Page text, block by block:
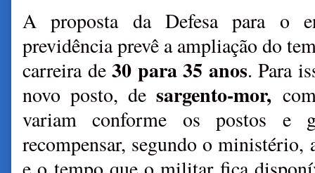
A proposta da Defesa para o
previdência prevê a ampliação do
carreira de30 para 35 anos. Para
novo posto, desargento-mor,
variam conforme os postos e
recompensar, segundo o ministério,